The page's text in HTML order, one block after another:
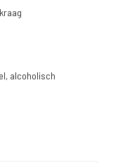
alcoholisch